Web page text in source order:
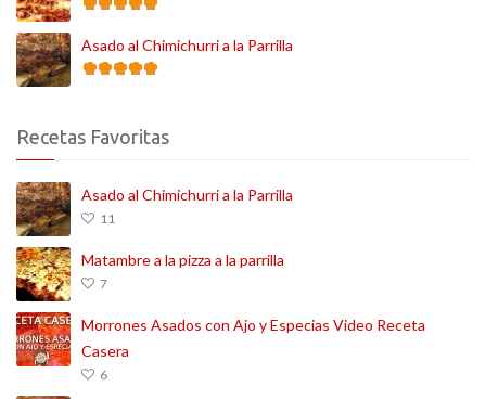
Asado al Chimichurri a la Parrilla
Recetas Favoritas
Asado al Chimichurri a la Parrilla
11
Matambre a la pizza a la parrilla
7
Morrones Asados con Ajo y Especias Video Receta
Casera
6